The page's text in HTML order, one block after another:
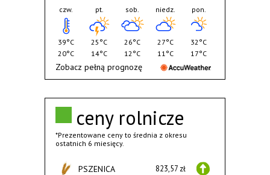
ceny rolnicze
*Prezentowane ceny to średnia z okresu
ostatnich 6 miesięcy.
PSZENICA 823,57 zł
czw.
39°C
20°C
pt.
25°C
14°C
sob.
26°C
12°C
niedz.
27°C
11°C
pon.
32°C
17°C
Zobacz pełną prognozę